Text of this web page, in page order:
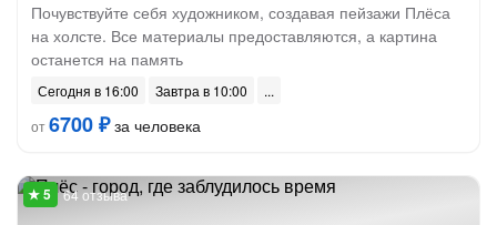
Почувствуйте себя художником, создавая пейзажи Плёса
на холсте. Все материалы предоставляются, а картина
останется на память
Сегодня в 16:00
Завтра в 10:00
от6700 ₽за человека
64 отзыва